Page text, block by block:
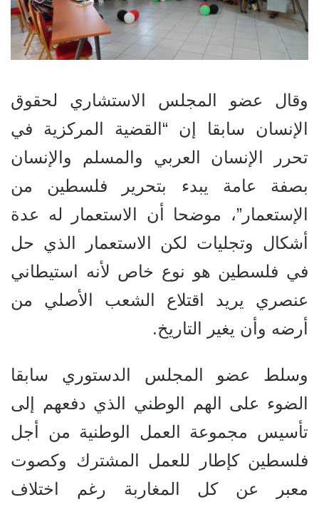
وقال عضو المجلس الاستشاري لحقوق
الإنسان سابقا إن “القضية المركزية في
تحرر الإنسان العربي والمسلم والإنسان
بصفة عامة يبدء بتحرير فلسطين من
الإستعمار”، موضحا أن الاستعمار له عدة
أشكال وتجليات لكن الاستعمار الذي حل
في فلسطين هو نوع خاص لأنه استيطاني
عنصري يريد اقتلاع الشعب الأصلي من
أرضه وأن يغير التاريخ.
وسلط عضو المجلس الدستوري سابقا
الضوء على الهم الوطني الذي دفعهم إلى
تأسيس مجموعة العمل الوطنية من أجل
فلسطين كإطار للعمل المشترك وكصوت
معبر عن كل المغاربة رغم اختلاف